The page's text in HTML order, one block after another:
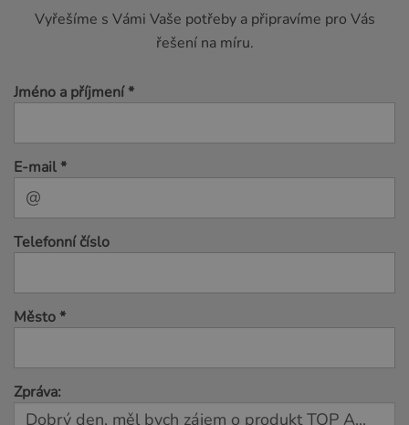
Vyřešíme s Vámi Vaše potřeby a připravíme pro Vás
řešení na míru.
Jméno a příjmení *
E-mail *
Telefonní číslo
Město *
Zpráva: